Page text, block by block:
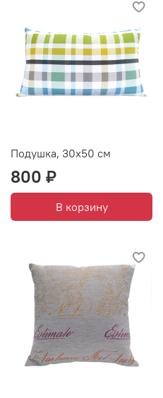
Подушка, 30х50 см
800 ₽
В корзину